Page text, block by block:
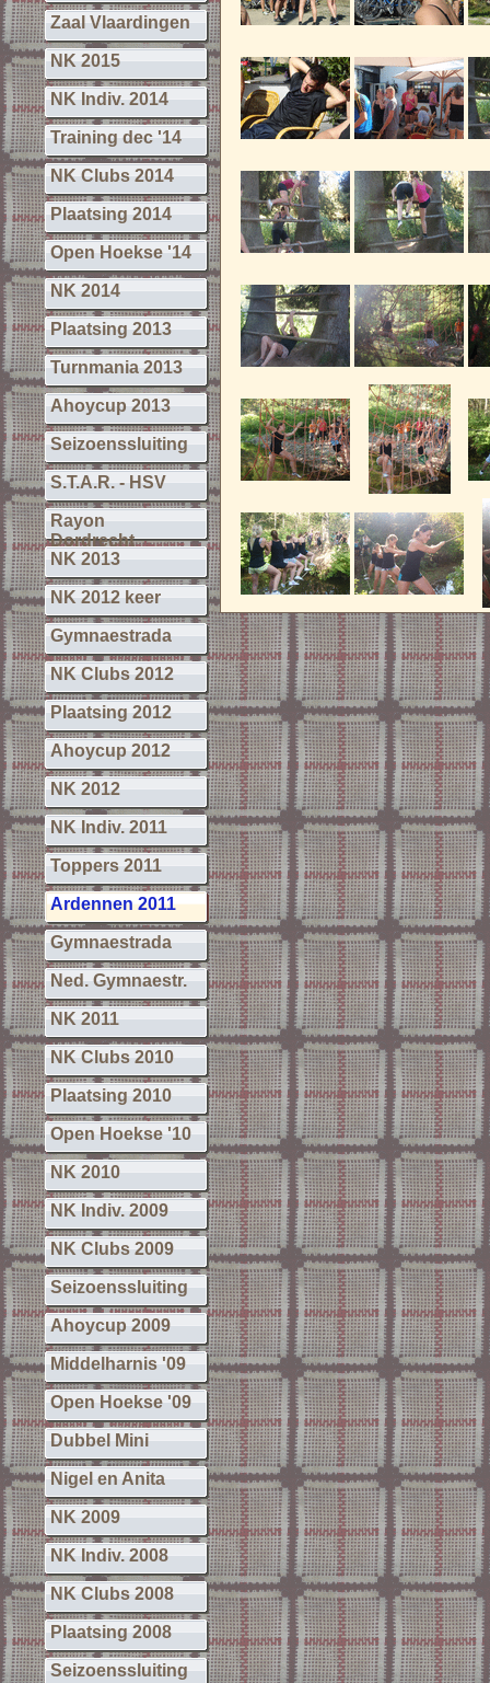
Zaal Vlaardingen
NK 2015
NK Indiv. 2014
Training dec '14
NK Clubs 2014
Plaatsing 2014
Open Hoekse '14
NK 2014
Plaatsing 2013
Turnmania 2013
Ahoycup 2013
Seizoenssluiting
S.T.A.R. - HSV
Rayon
Dordrecht
NK 2013
NK 2012 keer
Gymnaestrada
NK Clubs 2012
Plaatsing 2012
Ahoycup 2012
NK 2012
NK Indiv. 2011
Toppers 2011
Ardennen 2011
Gymnaestrada
Ned. Gymnaestr.
NK 2011
NK Clubs 2010
Plaatsing 2010
Open Hoekse '10
NK 2010
NK Indiv. 2009
NK Clubs 2009
Seizoenssluiting
Ahoycup 2009
Middelharnis '09
Open Hoekse '09
Dubbel Mini
Nigel en Anita
NK 2009
NK Indiv. 2008
NK Clubs 2008
Plaatsing 2008
Seizoenssluiting